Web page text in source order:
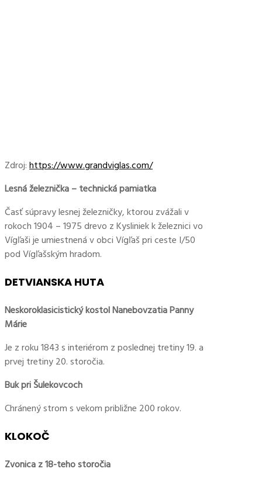
Zdroj:https://www.grandviglas.com/
Lesná železnička – technická pamiatka
Časť súpravy lesnej železničky, ktorou zvážali v
rokoch 1904 – 1975 drevo z Kysliniek k železnici vo
Vígľaši je umiestnená v obci Vígľaš pri ceste I/50
pod Vígľašským hradom.
DETVIANSKA HUTA
Neskoroklasicistický kostol Nanebovzatia Panny
Márie
Je z roku 1843 s interiérom z poslednej tretiny 19. a
prvej tretiny 20. storočia.
Buk pri Šulekovcoch
Chránený strom s vekom približne 200 rokov.
KLOKOČ
Zvonica z 18-teho storočia